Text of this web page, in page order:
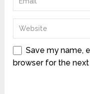
Save my name,
browser for the